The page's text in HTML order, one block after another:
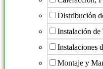
Distribución
Instalación de
Instalaciones
Montaje y